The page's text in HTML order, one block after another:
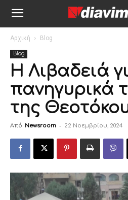
Αρχική Blog
Blog
Η Λιβαδειά
πανηγυρικά
της
Από Newsroom - 22 Νοεμβρίου, 2024